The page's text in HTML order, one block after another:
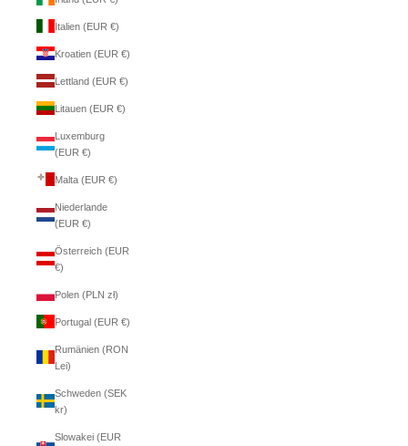
Italien (EUR €)
Kroatien (EUR €)
Lettland (EUR €)
Litauen (EUR €)
Luxemburg
(EUR €)
Malta (EUR €)
Niederlande
(EUR €)
Österreich (EUR
€)
Polen (PLN zł)
Portugal (EUR €)
Rumänien (RON
Lei)
Schweden (SEK
kr)
Slowakei (EUR